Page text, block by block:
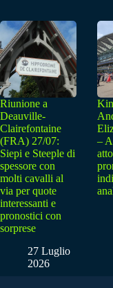
Riunione a
Deauville-
Clairefontaine
(FRA) 27/07:
Siepi e Steeple di
spessore con
molti cavalli al
via per quote
interessanti e
pronostici con
sorprese
27 Luglio
2026
–